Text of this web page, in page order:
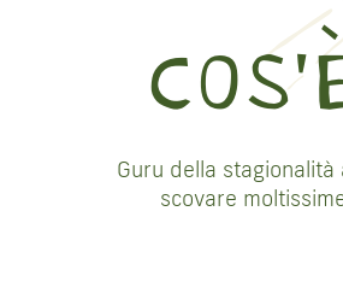
STRUMENTI
PARTECIPARE
Guru della
scovare